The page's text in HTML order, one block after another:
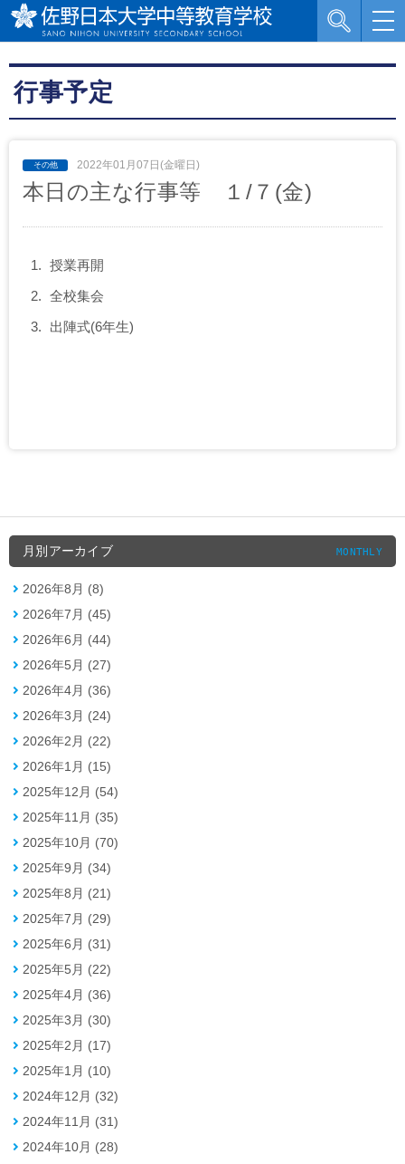
行事予定
2022年01月07日(金曜日)
本日の主な行事等 １/７(金)
授業再開
全校集会
出陣式(6年生)
月別アーカイブ MONTHLY
2026年8月 (8)
2026年7月 (45)
2026年6月 (44)
2026年5月 (27)
2026年4月 (36)
2026年3月 (24)
2026年2月 (22)
2026年1月 (15)
2025年12月 (54)
2025年11月 (35)
2025年10月 (70)
2025年9月 (34)
2025年8月 (21)
2025年7月 (29)
2025年6月 (31)
2025年5月 (22)
2025年4月 (36)
2025年3月 (30)
2025年2月 (17)
2025年1月 (10)
2024年12月 (32)
2024年11月 (31)
2024年10月 (28)